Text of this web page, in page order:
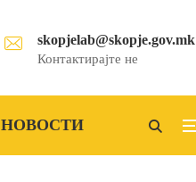
skopjelab@skopje.gov.mk
Контактирајте не
НОВОСТИ